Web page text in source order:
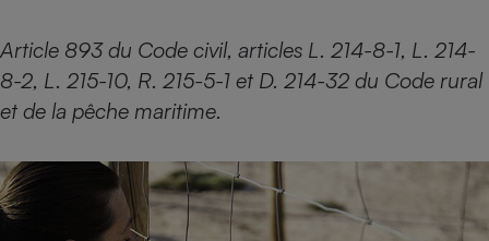
Article 893 du Code civil, articles L. 214-8-1, L. 214-
8-2, L. 215-10, R. 215-5-1 et D. 214-32 du Code rural
et de la pêche maritime.